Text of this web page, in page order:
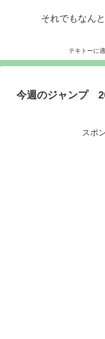
それでもなん
テキトーに
今週のジャンプ
スポ